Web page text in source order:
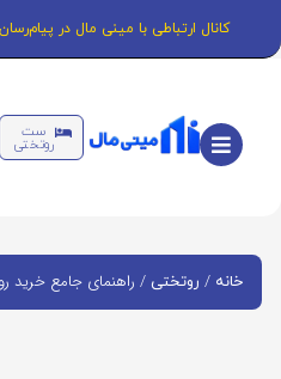
کانال ارتباطی با مینی مال در پیام‌رسان بله
ست
روتختی
خانه / روتختی / راهنمای جامع خرید